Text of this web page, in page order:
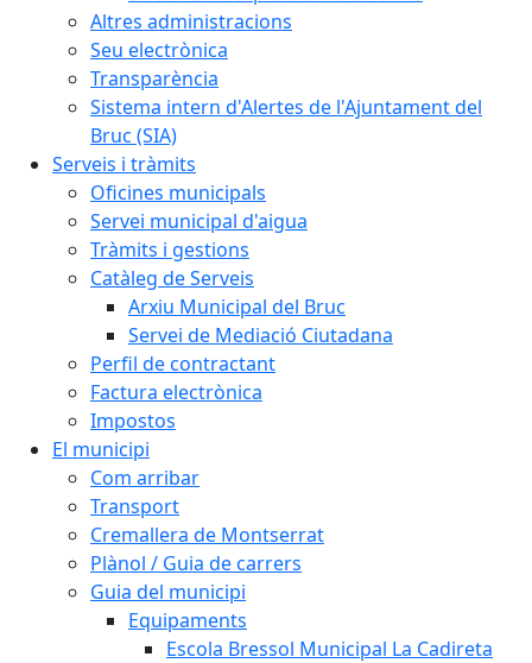
Altres administracions
Seu electrònica
Transparència
Sistema intern d'Alertes de l'Ajuntament del
Bruc (SIA)
Serveis i tràmits
Oficines municipals
Servei municipal d'aigua
Tràmits i gestions
Catàleg de Serveis
Arxiu Municipal del Bruc
Servei de Mediació Ciutadana
Perfil de contractant
Factura electrònica
Impostos
El municipi
Com arribar
Transport
Cremallera de Montserrat
Plànol / Guia de carrers
Guia del municipi
Equipaments
Escola Bressol Municipal La Cadireta